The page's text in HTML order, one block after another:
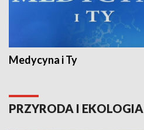
Medycyna i Ty
PRZYRODA I EKOLOGIA